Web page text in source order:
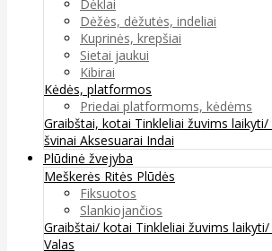
Dėklai
Dėžės, dėžutės, indeliai
Kuprinės, krepšiai
Sietai jaukui
Kibirai
Kėdės, platformos
Priedai platformoms, kėdėms
Graibštai, kotai Tinkleliai žuvims
švinai Aksesuarai Indai
Plūdinė žvejyba
Meškerės Ritės Plūdės
Fiksuotos
Slankiojančios
Graibštai/ kotai Tinkleliai žuvims
Valas